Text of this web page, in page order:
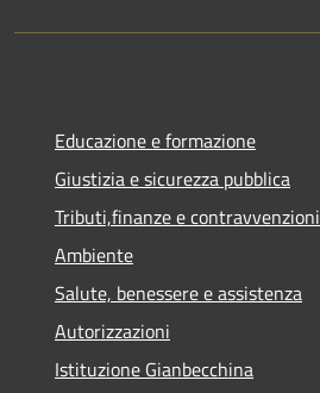
Educazione e formazione
Giustizia e sicurezza pubblica
Tributi,finanze e contravvenzioni
Ambiente
Salute, benessere e assistenza
Autorizzazioni
Istituzione Gianbecchina